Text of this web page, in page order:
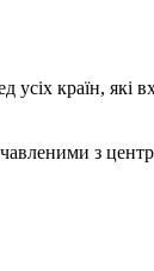
усіх країн, які
з